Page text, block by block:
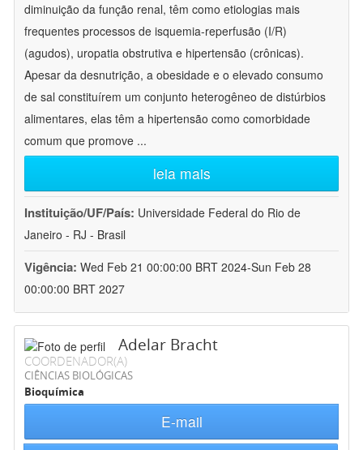
diminuição da função renal, têm como etiologias mais
frequentes processos de isquemia-reperfusão (I/R)
(agudos), uropatia obstrutiva e hipertensão (crônicas).
Apesar da desnutrição, a obesidade e o elevado consumo
de sal constituírem um conjunto heterogêneo de distúrbios
alimentares, elas têm a hipertensão como comorbidade
comum que promove ...
leia mais
Instituição/UF/País: Universidade Federal do Rio de
Janeiro - RJ - Brasil
Vigência: Wed Feb 21 00:00:00 BRT 2024-Sun Feb 28
00:00:00 BRT 2027
Adelar Bracht
COORDENADOR(A)
CIÊNCIAS BIOLÓGICAS
Bioquímica
E-mail